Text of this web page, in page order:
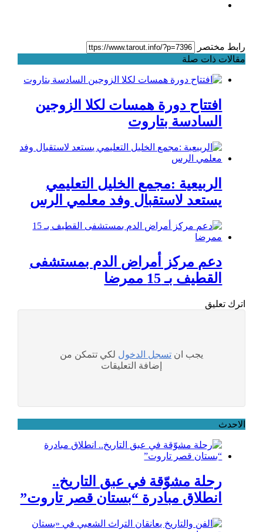
رابط مختصر
مقالات ذات صلة
افتتاح دورة همسات لكلا الزوجين
السادسة بتاروت
الربيعية :مجمع الخليل التعليمي
يستعد لاستقبال وفد معلمي الرس
دعم مركز أمراض الدم بمستشفى
القطيف بـ 15 ممرضا
اترك تعليق
يجب ان تسجل الدخول لكي تتمكن من
إضافة التعليقات
الاحدث
رحلة مشوّقة في عبق التاريخ..
انطلاق مبادرة “بستان قصر تاروت”